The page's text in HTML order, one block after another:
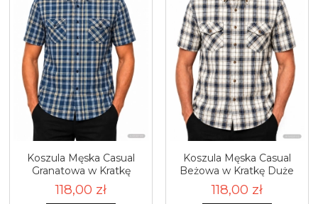
Koszula Męska Casual
Granatowa w Kratkę
Duże rozmiary Formax
R646
118,00 zł
Koszula Męska Casual
Beżowa w Kratkę Duże
rozmiary Formax R645
118,00 zł